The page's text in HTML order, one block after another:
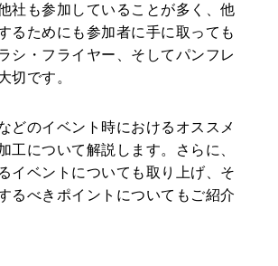
社も参加していることが多く、他
るためにも参加者に手に取っても
シ・フライヤー、そしてパンフレ
切です。
どのイベント時におけるオススメ
工について解説します。さらに、
イベントについても取り上げ、そ
るべきポイントについてもご紹介